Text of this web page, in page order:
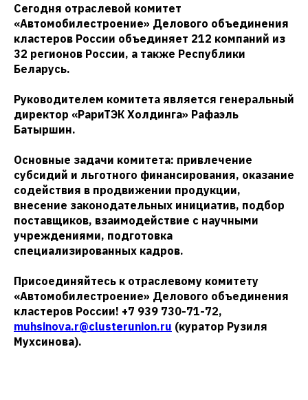
Сегодня отраслевой комитет
«Автомобилестроение» Делового объединения
кластеров России объединяет 212 компаний из
32 регионов России, а также Республики
Беларусь.
Руководителем комитета является генеральный
директор «РариТЭК Холдинга» Рафаэль
Батыршин.
Основные задачи комитета: привлечение
субсидий и льготного финансирования, оказание
содействия в продвижении продукции,
внесение законодательных инициатив, подбор
поставщиков, взаимодействие с научными
учреждениями, подготовка
специализированных кадров.
Присоединяйтесь к отраслевому комитету
«Автомобилестроение» Делового объединения
кластеров России! +7 939 730-71-72,
muhsinova.r@clusterunion.ru (куратор Рузиля
Мухсинова).